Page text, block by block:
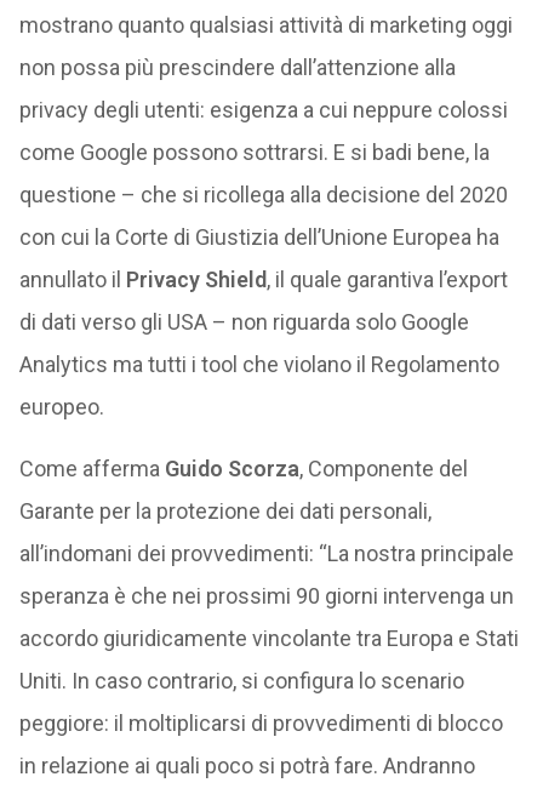
mostrano quanto qualsiasi attività di marketing oggi
non possa più prescindere dall’attenzione alla
privacy degli utenti: esigenza a cui neppure colossi
come Google possono sottrarsi. E si badi bene, la
questione – che si ricollega alla decisione del 2020
con cui la Corte di Giustizia dell’Unione Europea ha
annullato il Privacy Shield, il quale garantiva l’export
di dati verso gli USA – non riguarda solo Google
Analytics ma tutti i tool che violano il Regolamento
europeo.
Come afferma Guido Scorza, Componente del
Garante per la protezione dei dati personali,
all’indomani dei provvedimenti: “La nostra principale
speranza è che nei prossimi 90 giorni intervenga un
accordo giuridicamente vincolante tra Europa e Stati
Uniti. In caso contrario, si configura lo scenario
peggiore: il moltiplicarsi di provvedimenti di blocco
in relazione ai quali poco si potrà fare. Andranno